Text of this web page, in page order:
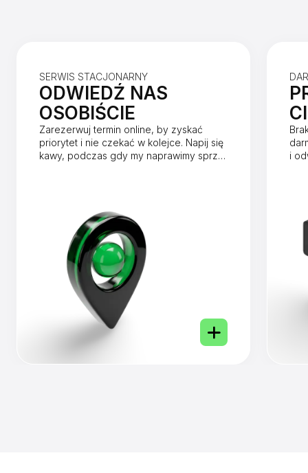
SERWIS STACJONARNY
ODWIEDŹ NAS
OSOBIŚCIE
Zarezerwuj termin online, by zyskać
priorytet i nie czekać w kolejce. Napij się
kawy, podczas gdy my naprawimy sprzęt
i